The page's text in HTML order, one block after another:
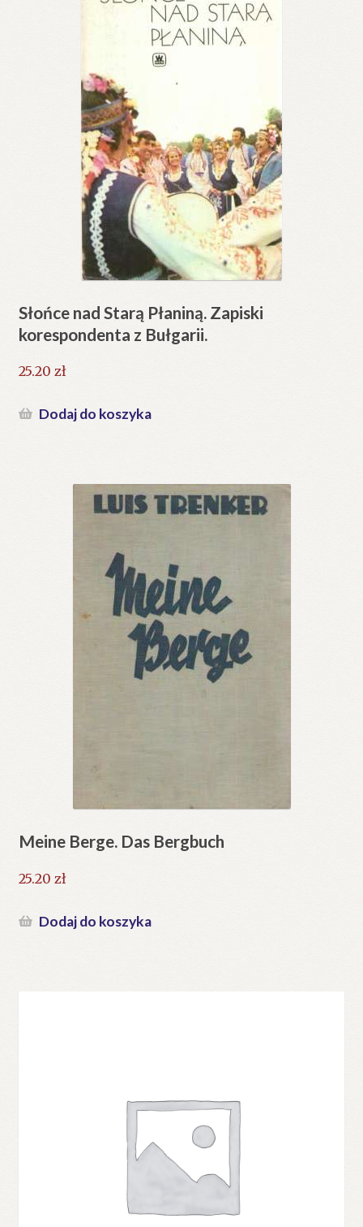
Słońce nad Starą Płaniną. Zapiski
korespondenta z Bułgarii.
25.20 zł
Dodaj do koszyka
Meine Berge. Das Bergbuch
25.20 zł
Dodaj do koszyka